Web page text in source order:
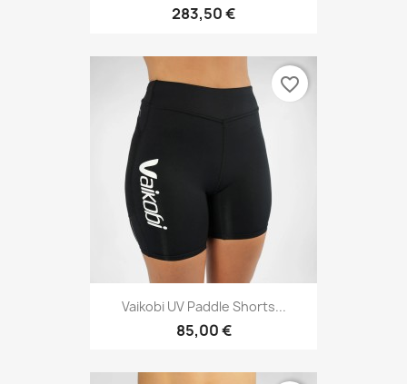
283,50 €
Vaikobi UV Paddle Shorts...
85,00 €
favorite_border